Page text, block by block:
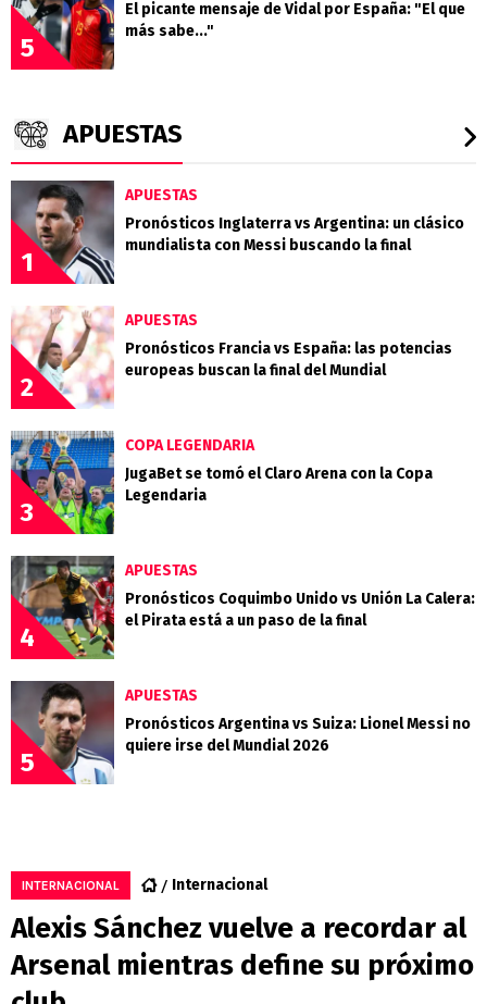
5
El picante mensaje de Vidal por España: "El que
más sabe..."
APUESTAS
1
APUESTAS
Pronósticos Inglaterra vs Argentina: un clásico
mundialista con Messi buscando la final
2
APUESTAS
Pronósticos Francia vs España: las potencias
europeas buscan la final del Mundial
3
COPA LEGENDARIA
JugaBet se tomó el Claro Arena con la Copa
Legendaria
4
APUESTAS
Pronósticos Coquimbo Unido vs Unión La Calera:
el Pirata está a un paso de la final
5
APUESTAS
Pronósticos Argentina vs Suiza: Lionel Messi no
quiere irse del Mundial 2026
INTERNACIONAL Internacional
Alexis Sánchez vuelve a recordar al
Arsenal mientras define su próximo